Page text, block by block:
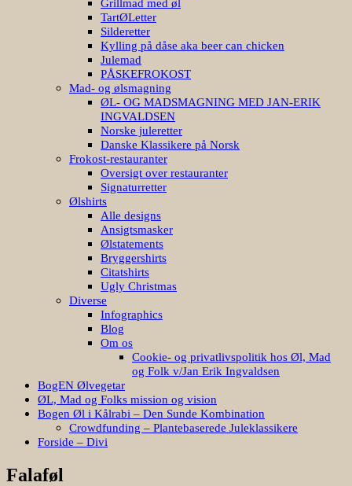
Grillmad med øl
TartØLetter
Silderetter
Kylling på dåse aka beer can chicken
Julemad
PÅSKEFROKOST
Mad- og ølsmagning
ØL- OG MADSMAGNING MED JAN-ERIK
INGVALDSEN
Norske juleretter
Danske Klassikere på Norsk
Frokost-restauranter
Oversigt over restauranter
Signaturretter
Ølshirts
Alle designs
Ansigtsmasker
Ølstatements
Bryggershirts
Citatshirts
Ugly Christmas
Diverse
Infographics
Blog
Om os
Cookie- og privatlivspolitik hos Øl, Mad
og Folk v/Jan Erik Ingvaldsen
BogEN Ølvegetar
ØL, Mad og Folks mission og vision
Bogen Øl i Kålrabi – Den Sunde Kombination
Crowdfunding – Plantebaserede Juleklassikere
Forside – Divi
Falaføl